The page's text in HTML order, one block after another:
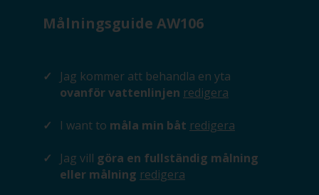
Målningsguide AW106
Jag kommer att behandla en yta
ovanför vattenlinjen redigera
I want to måla min båt redigera
Jag vill göra en fullständig målning
eller målning redigera